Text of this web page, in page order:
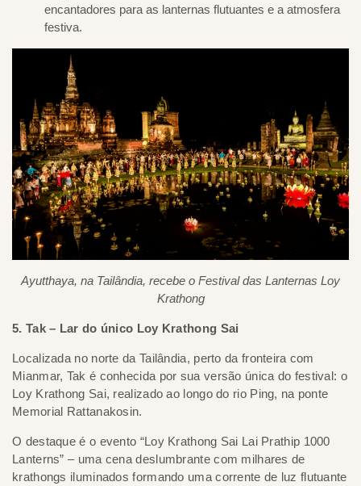
encantadores para as lanternas flutuantes e a atmosfera
festiva.
Ayutthaya, na Tailândia, recebe o Festival das Lanternas Loy
Krathong
5. Tak – Lar do único Loy Krathong Sai
Localizada no norte da Tailândia, perto da fronteira com
Mianmar, Tak é conhecida por sua versão única do festival: o
Loy Krathong Sai, realizado ao longo do rio Ping, na ponte
Memorial Rattanakosin.
O destaque é o evento “Loy Krathong Sai Lai Prathip 1000
Lanterns” – uma cena deslumbrante com milhares de
krathongs iluminados formando uma corrente de luz flutuante